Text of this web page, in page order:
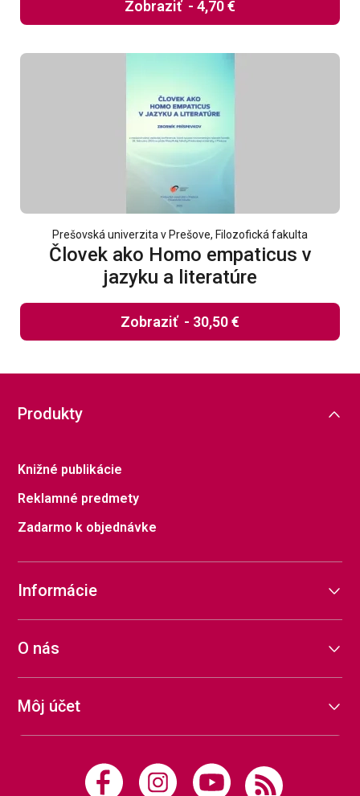
Zobraziť - 4,70 €
Prešovská univerzita v Prešove, Filozofická fakulta
Človek ako Homo empaticus v
jazyku a literatúre
Zobraziť - 30,50 €
Produkty
Knižné publikácie
Reklamné predmety
Zadarmo k objednávke
Informácie
O nás
Môj účet